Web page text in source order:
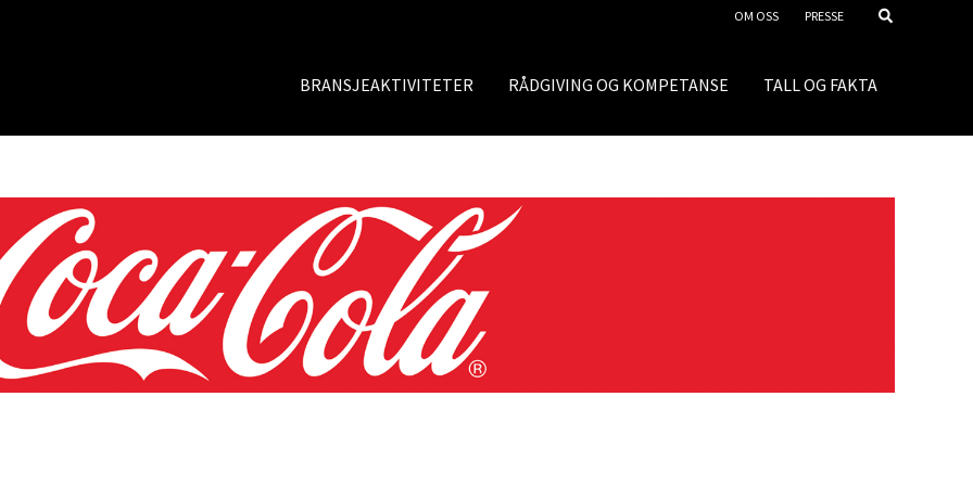
OM OSS PRESSE
BRANSJEAKTIVITETER RÅDGIVING OG KOMPETANSE TALL OG FAKTA